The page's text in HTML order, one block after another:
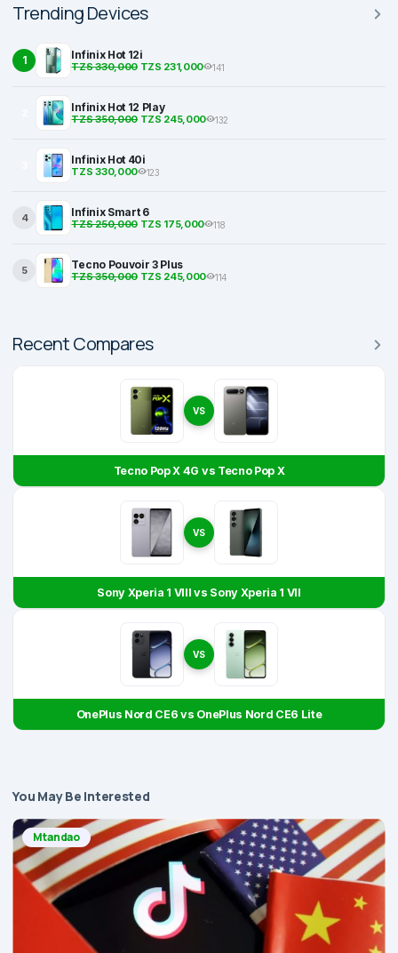
Trending Devices
1 Infinix Hot 12i
TZS 330,000TZS 231,000 141
Infinix Hot 12 Play
TZS 350,000TZS 245,000 132
Infinix Hot 40i
TZS 330,000 123
4 Infinix Smart 6
TZS 250,000TZS 175,000 118
5 Tecno Pouvoir 3 Plus
TZS 350,000TZS 245,000 114
Recent Compares
VS
Tecno Pop X 4G vs Tecno Pop X
VS
Sony Xperia 1 VIII vs Sony Xperia 1 VII
VS
OnePlus Nord CE6 vs OnePlus Nord CE6 Lite
You May Be Interested
Mtandao